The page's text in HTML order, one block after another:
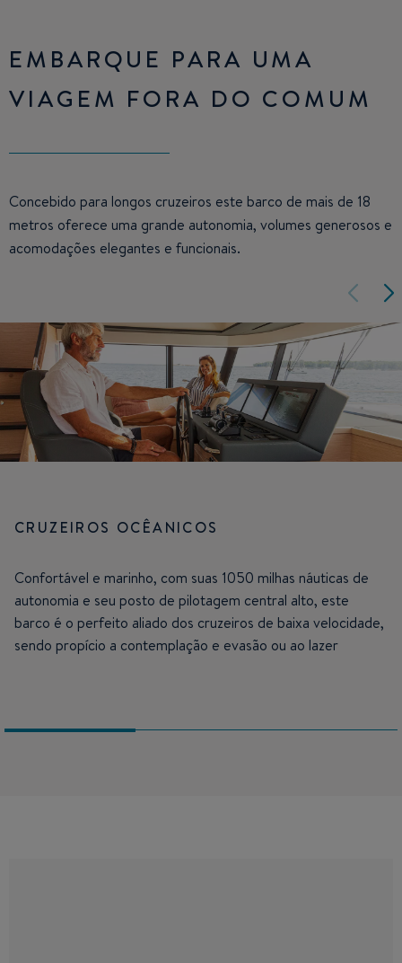
EMBARQUE PARA UMA
VIAGEM FORA DO COMUM
Concebido para longos cruzeiros este barco de mais de 18
metros oferece uma grande autonomia, volumes generosos e
acomodações elegantes e funcionais.
CRUZEIROS OCÊANICOS
Confortável e marinho, com suas 1050 milhas náuticas de
autonomia e seu posto de pilotagem central alto, este
barco é o perfeito aliado dos cruzeiros de baixa velocidade,
sendo propício a contemplação e evasão ou ao lazer